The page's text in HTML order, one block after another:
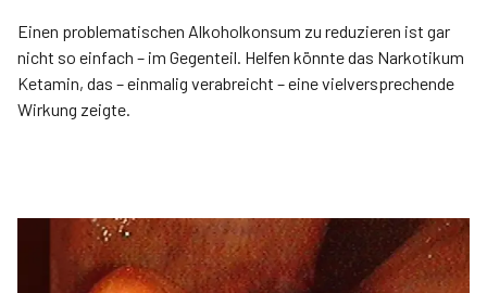
Einen problematischen Alkoholkonsum zu reduzieren ist gar
nicht so einfach – im Gegenteil. Helfen könnte das Narkotikum
Ketamin, das – einmalig verabreicht – eine vielversprechende
Wirkung zeigte.